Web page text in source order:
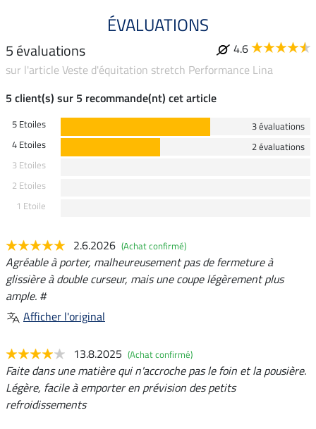
ÉVALUATIONS
5 évaluations
4.6
sur l'article Veste d'équitation stretch Performance Lina
5 client(s) sur 5 recommande(nt) cet article
5 Etoiles
3 évaluations
4 Etoiles
2 évaluations
3 Etoiles
2 Etoiles
1 Etoile
2.6.2026 (Achat confirmé)
Agréable à porter, malheureusement pas de fermeture à
glissière à double curseur, mais une coupe légèrement plus
ample. #
Afficher l'original
13.8.2025 (Achat confirmé)
Faite dans une matière qui n'accroche pas le foin et la pousière.
Légère, facile à emporter en prévision des petits
refroidissements